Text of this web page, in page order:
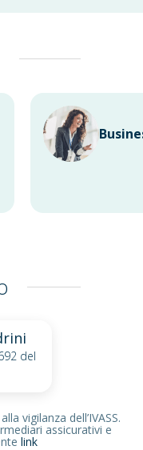
del
vigilanza dell’IVASS.
assicurativi e
link